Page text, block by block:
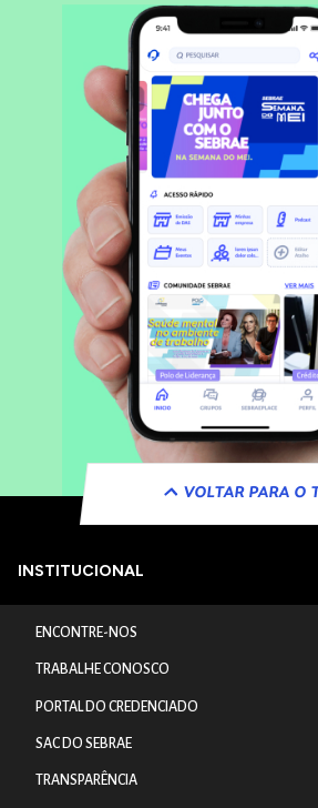
VOLTAR PARA O
INSTITUCIONAL
ENCONTRE-NOS
TRABALHE CONOSCO
PORTAL DO CREDENCIADO
SAC DO SEBRAE
TRANSPARÊNCIA